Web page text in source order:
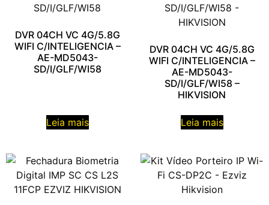
DVR 04CH VC 4G/5.8G
WIFI C/INTELIGENCIA –
AE-MD5043-
SD/I/GLF/WI58
Leia mais
DVR 04CH VC 4G/5.8G
WIFI C/INTELIGENCIA –
AE-MD5043-
SD/I/GLF/WI58 –
HIKVISION
Leia mais